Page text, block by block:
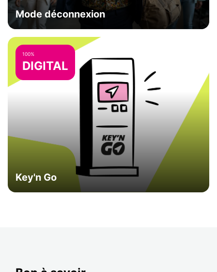
Mode déconnexion
100%
DIGITAL
Key'n Go